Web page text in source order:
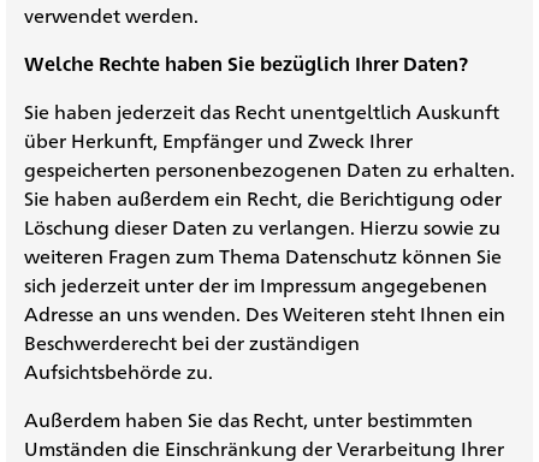
verwendet werden.
Welche Rechte haben Sie bezüglich Ihrer Daten?
Sie haben jederzeit das Recht unentgeltlich Auskunft
über Herkunft, Empfänger und Zweck Ihrer
gespeicherten personenbezogenen Daten zu erhalten.
Sie haben außerdem ein Recht, die Berichtigung oder
Löschung dieser Daten zu verlangen. Hierzu sowie zu
weiteren Fragen zum Thema Datenschutz können Sie
sich jederzeit unter der im Impressum angegebenen
Adresse an uns wenden. Des Weiteren steht Ihnen ein
Beschwerderecht bei der zuständigen
Aufsichtsbehörde zu.
Außerdem haben Sie das Recht, unter bestimmten
Umständen die Einschränkung der Verarbeitung Ihrer